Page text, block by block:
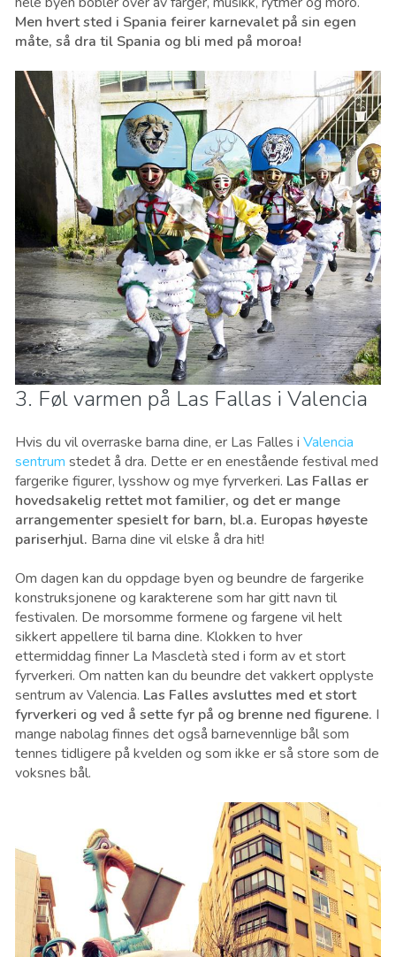
Men hvert sted i Spania feirer karnevalet på sin egen
måte, så dra til Spania og bli med på moroa!
3. Føl varmen på Las Fallas i Valencia
Hvis du vil overraske barna dine, er Las Falles i Valencia
sentrum stedet å dra. Dette er en enestående festival med
fargerike figurer, lysshow og mye fyrverkeri. Las Fallas er
hovedsakelig rettet mot familier, og det er mange
arrangementer spesielt for barn, bl.a. Europas høyeste
pariserhjul. Barna dine vil elske å dra hit!
Om dagen kan du oppdage byen og beundre de fargerike
konstruksjonene og karakterene som har gitt navn til
festivalen. De morsomme formene og fargene vil helt
sikkert appellere til barna dine. Klokken to hver
ettermiddag finner La Mascletà sted i form av et stort
fyrverkeri. Om natten kan du beundre det vakkert opplyste
sentrum av Valencia. Las Falles avsluttes med et stort
fyrverkeri og ved å sette fyr på og brenne ned figurene. I
mange nabolag finnes det også barnevennlige bål som
tennes tidligere på kvelden og som ikke er så store som de
voksnes bål.